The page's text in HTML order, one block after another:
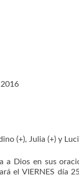
2016
(+), Julia (+) y
a Dios en sus
el VIERNES día